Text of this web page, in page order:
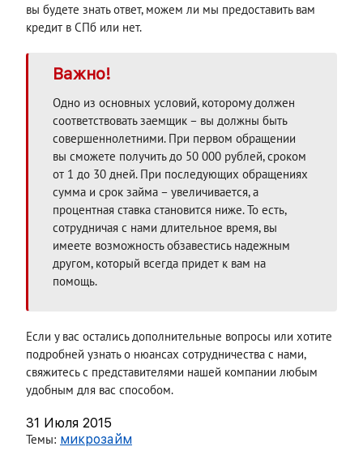
вы будете знать ответ, можем ли мы предоставить вам
кредит в СПб или нет.
Важно!
Одно из основных условий, которому должен
соответствовать заемщик – вы должны быть
совершеннолетними. При первом обращении
вы сможете получить до 50 000 рублей, сроком
от 1 до 30 дней. При последующих обращениях
сумма и срок займа – увеличивается, а
процентная ставка становится ниже. То есть,
сотрудничая с нами длительное время, вы
имеете возможность обзавестись надежным
другом, который всегда придет к вам на
помощь.
Если у вас остались дополнительные вопросы или хотите
подробней узнать о нюансах сотрудничества с нами,
свяжитесь с представителями нашей компании любым
удобным для вас способом.
31 Июля 2015
Темы: микрозайм